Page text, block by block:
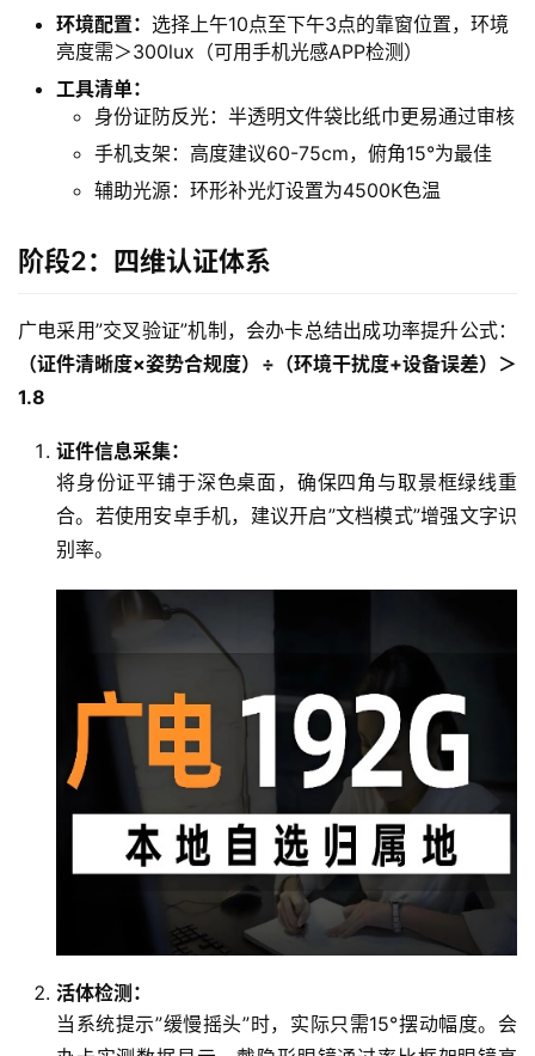
页
环境配置： 选择上午10点至下午3点的靠窗位置，环境
亮度需＞300lux（可用手机光感APP检测）
工具清单：
身份证防反光：半透明文件袋比纸巾更易通过审核
手机支架：高度建议60-75cm，俯角15°为最佳
辅助光源：环形补光灯设置为4500K色温
阶段2：四维认证体系
广电采用”交叉验证”机制，会办卡总结出成功率提升公式：
（证件清晰度×姿势合规度）÷（环境干扰度+设备误差）＞
1.8
证件信息采集：
将身份证平铺于深色桌面，确保四角与取景框绿线重
合。若使用安卓手机，建议开启”文档模式”增强文字识
别率。
活体检测：
当系统提示”缓慢摇头”时，实际只需15°摆动幅度。会